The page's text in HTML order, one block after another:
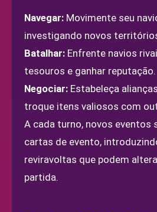
Navegar: Movimente seu
investigando novos
Batalhar: Enfrente navios
tesouros e ganhar reputação.
Negociar: Estabeleça
troque itens valiosos com
A cada turno, novos eventos
cartas de evento,
reviravoltas que podem
partida.